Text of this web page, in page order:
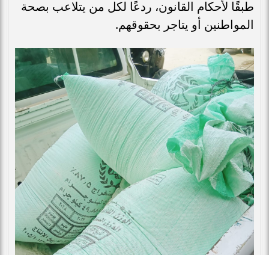
طبقًا لأحكام القانون، ردعًا لكل من يتلاعب بصحة
المواطنين أو يتاجر بحقوقهم.